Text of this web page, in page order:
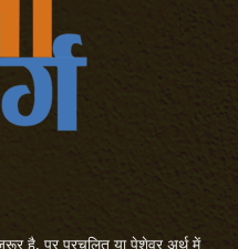
है, पर प्रचलित या पेशेवर अर्थ में